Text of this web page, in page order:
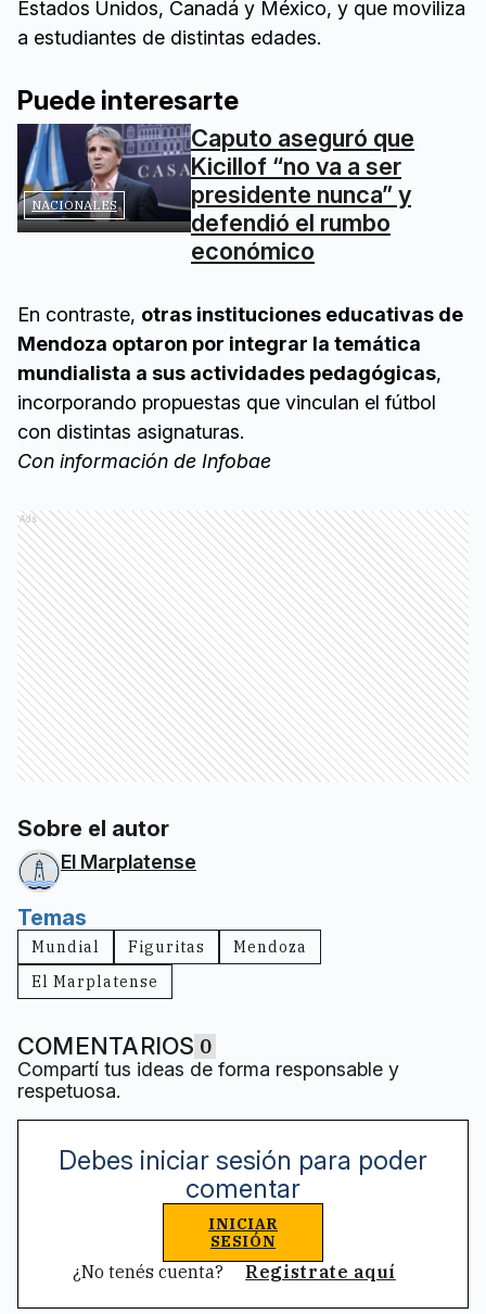
Estados Unidos, Canadá y México, y que moviliza
a estudiantes de distintas edades.
Puede interesarte
NACIONALES
Caputo aseguró que
Kicillof “no va a ser
presidente nunca” y
defendió el rumbo
económico
En contraste, otras instituciones educativas de
Mendoza optaron por integrar la temática
mundialista a sus actividades pedagógicas,
incorporando propuestas que vinculan el fútbol
con distintas asignaturas.
Con información de Infobae
Ads
Sobre el autor
El Marplatense
Temas
Mundial Figuritas
Mendoza
El Marplatense
COMENTARIOS 0
Compartí tus ideas de forma responsable y
respetuosa.
Debes iniciar sesión para poder
comentar
INICIAR
SESIÓN
¿No tenés cuenta? Registrate aquí